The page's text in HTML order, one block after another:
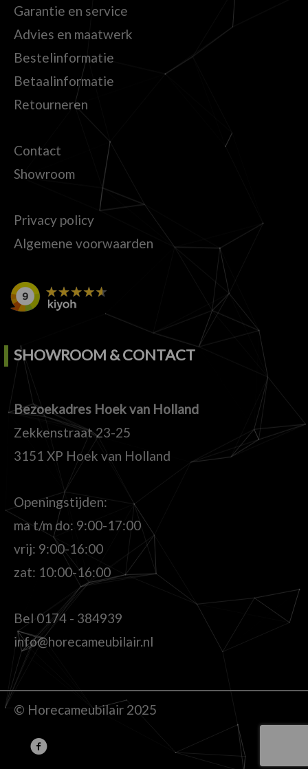
Garantie en service
Advies en maatwerk
Bestelinformatie
Betaalinformatie
Retourneren
Contact
Showroom
Privacy policy
Algemene voorwaarden
SHOWROOM & CONTACT
Bezoekadres Hoek van Holland
Zekkenstraat 23-25
3151 XP Hoek van Holland
Openingstijden:
ma t/m do: 9:00-17:00
vrij: 9:00-16:00
zat: 10:00-16:00
Bel 0174 - 384939
info@horecameubilair.nl
© Horecameubilair 2025